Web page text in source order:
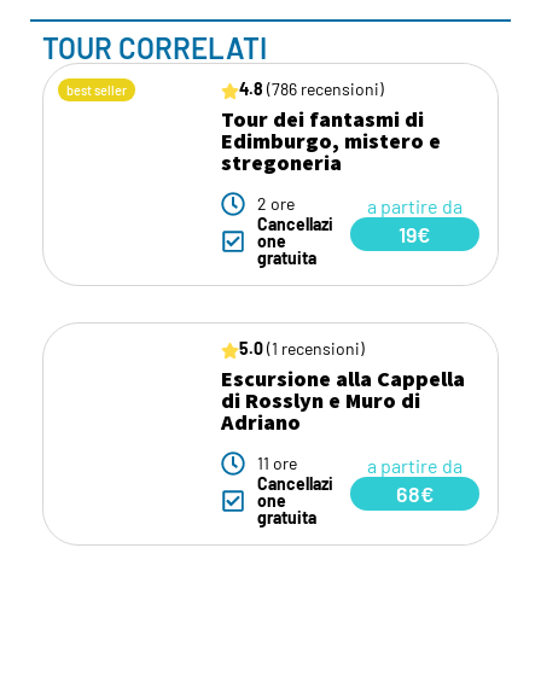
TOUR CORRELATI
best seller 4.8 (786 recensioni)
Tour dei fantasmi di
Edimburgo, mistero e
stregoneria
2 ore
Cancellazi
one
gratuita
a partire da
19€
5.0(1 recensioni)
Escursione alla Cappella
di Rosslyn e Muro di
Adriano
11 ore
Cancellazi
one
gratuita
a partire da
68€